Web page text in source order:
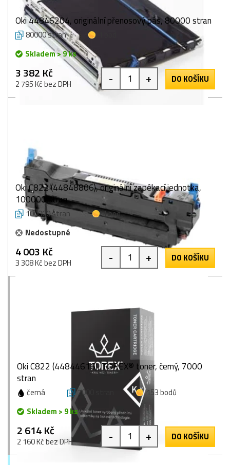
Oki 44846204, originální přenosový pás, 80000 stran
80000 stran
Skladem > 9 ks
3 382 Kč
2 795 Kč bez DPH - + DO KOŠÍKU
Oki C822 (44848806), originální zapékací jednotka,
100000 stran
100000 stran
1 bod
Nedostupné
4 003 Kč
3 308 Kč bez DPH - + DO KOŠÍKU
Oki C822 (44844616), TOREX® toner, černý, 7000
stran
černá 7000 stran
153 bodů
Skladem > 9 ks
2 614 Kč
2 160 Kč bez DPH - + DO KOŠÍKU